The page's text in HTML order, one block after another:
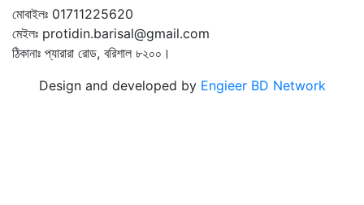
মোবাইলঃ 01711225620
মেইলঃ protidin.barisal@gmail.com
ঠিকানাঃ প্যারারা রোড, বরিশাল ৮২০০।
Design and developed by Engieer BD Network